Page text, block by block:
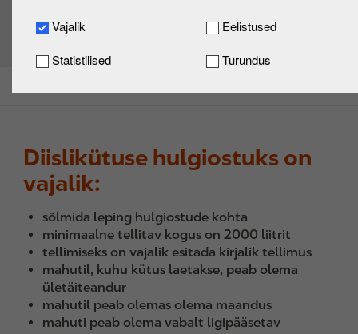
Vajalik
Eelistused
Statistilised
Turundus
koos miles lisaainega.
Diislikütuse hulgiostuks on
vajalik:
sõlmida leping hulgiostude kohta
minimaalne tellitav kogus on 2000 liitrit
tellimiseks on vajalik esitada kirjalik tellimus
mahutil, kuhu kütus laetakse, peab olema
ületäiteandur
mahutil peab olemas olema maandus
mahuti peab olema vabalt ligipääsetav